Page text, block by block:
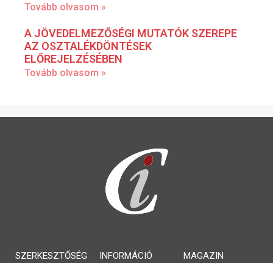
Tovább olvasom »
A JÖVEDELMEZŐSÉGI MUTATÓK SZEREPE
AZ OSZTALÉKDÖNTÉSEK
ELŐREJELZÉSÉBEN
Tovább olvasom »
SZERKESZTŐSÉG INFORMÁCIÓ MAGAZIN